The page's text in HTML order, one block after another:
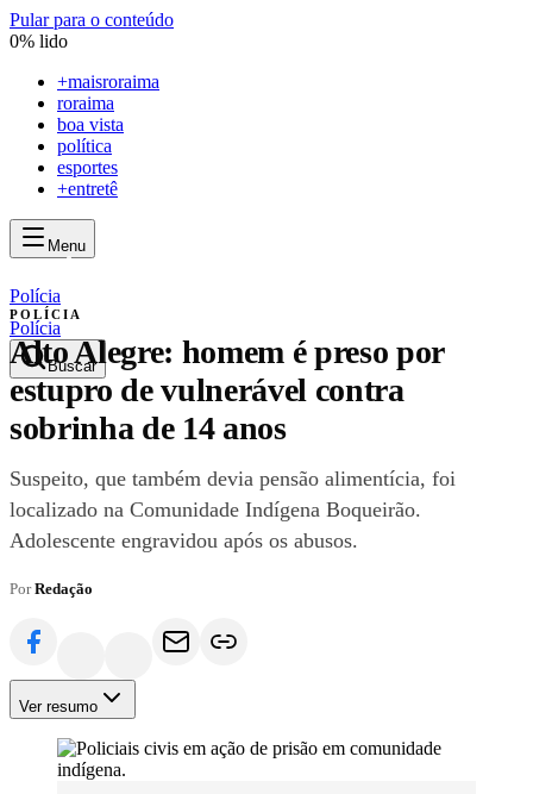
Pular para o conteúdo
0% lido
+maisroraima
roraima
boa vista
política
esportes
+entretê
Menu
maisroraima
mais
Polícia
Buscar
Polícia
POLÍCIA
Alto Alegre: homem é preso por
estupro de vulnerável contra
sobrinha de 14 anos
Suspeito, que também devia pensão alimentícia, foi
localizado na Comunidade Indígena Boqueirão.
Adolescente engravidou após os abusos.
PorRedação
Ver resumo